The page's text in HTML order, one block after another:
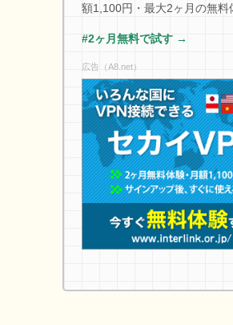
額1,100円・最大2ヶ月の無料
#2ヶ月無料で試す →
広告（A8.net）